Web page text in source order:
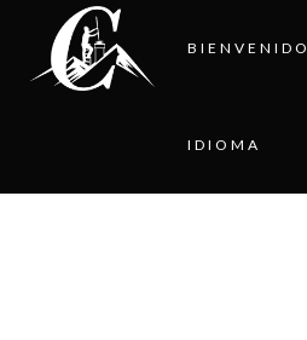
BIENVENIDO
IDIOMA